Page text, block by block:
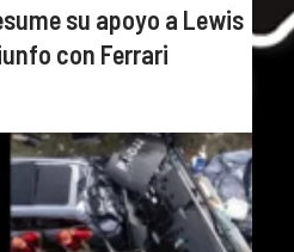
su apoyo a Lewis
con Ferrari